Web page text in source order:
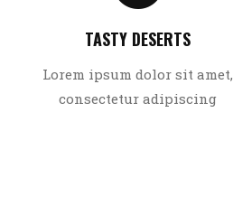
TASTY DESERTS
Lorem ipsum dolor sit amet,
consectetur adipiscing